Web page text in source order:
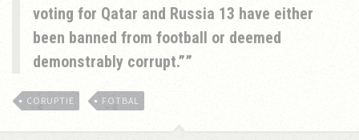
voting for Qatar and Russia 13 have either
been banned from football or deemed
demonstrably corrupt.”
CORUPTIE FOTBAL